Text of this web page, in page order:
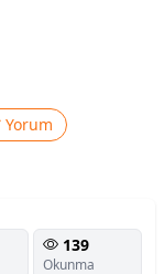
Yorum
139
Okunma